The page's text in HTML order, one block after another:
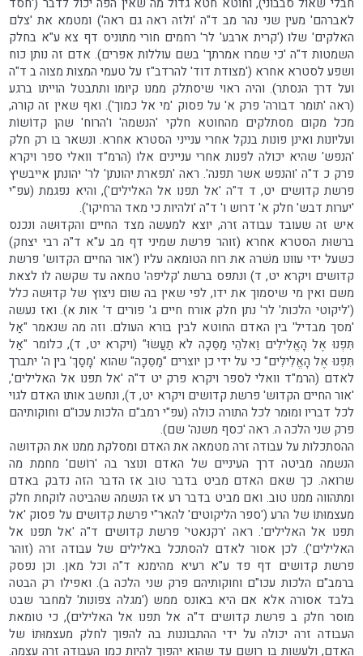
לאברהם' מעין שני נהר מב ד"ה 'ולזה ראה גם ראה') ומטמא את 'צלם
האלקים' שלו ('קרית ארבע' לר' רחמים חורי מתוניס דף צא ע"א בחלק
השמטות ד"ה 'כי שמרו אמרתך' בשם עוללות אפרים). אדם זה נותן כוח
ושפע לסטרא אחרא ('מצודת דוד' להרדב"ז על טעמי המצות מצוה ב ד"ה
ועל דרך הנסתר). והיה ראוי שיסתלק ממנו קיומו ותתבטל הוייתו ברגע
(ראה 'תומר דבורה' פרק א' על פסוק 'מי אל כמוך'). ואף שאין זה קורה,
מכל מקום מסתלקים מהחוטא חלקי 'הנשמה' ו'הרוח' שהן קדוֹשוֹת
ועליונות ואינן פונות בנקל אחרי ענייני הסטרא אחרא. ונשאר בו רק חלק
'הנפש' שהיא יכולה לפנות אחרי עניינים אלו (הרמ"ד וואלי ספר ויקרא
פרק כ ד"ה 'והנפש אשר תפנה'. ראה 'תפארת יהונתן' לר' יהונתן אייבשיץ
פרשת קדושים יט, ד ד"ה 'אל תפנו אל האלילים'), והיא נפגמת (עפ"י
'יערות דבש' חלק א' דרוש ו' ד"ה 'ולהיות כי מאד הרחיקו').
איש זה שעובד עבודה זרה, יוצא למעשה מצד החיים והקדוּשה ונכנס
ברשוּת הסטרא אחרא (זוהר פרשת שמיני דף מב ע"א ד"ה רבי יצחק)
כשעל ידי עוונו משׁרה את רוח הטומאה עליו ('אור החיים הקדוש' פרשת
קדושים ויקרא יט, ד) ונתפס ברשת 'קליפה' טמאה עד שקשה לו לצאת
משם ואין מי שיסמוך את ידו, לפי שאין בה שום ניצוץ של קדוּשה כלל
('ליקוטי הלכות' לר' נתן חלק אורח חיים ג' פורים ד' אות א). ואז נעשה
'מסך מבדיל' בין האדם החוטא לבין בורא העולם. וזה מה שנאמר "אַל
תִּפְנוּ אֶל הָאֱלִילִים וֵאלֹהֵי מַסֵּכָה לֹא תַעֲשׂוּ" (ויקרא יט, ד), כלומר "אַל
תִּפְנוּ אֶל הָאֱלִילִים" כי על ידי כן יוצרים "מַסֵּכָה" שהוא 'מָסַךְ' בין ה' יתברך
לאדם (הרמ"ד וואלי לספר ויקרא פרק יט ד"ה 'אל תפנו אל האלילים',
'אור החיים הקדוש' פרשת קדושים ויקרא יט, ד), ונחשב אותו האדם לגוי
לכל דבריו ומוּמר לכל התורה כולה (עפ"י רמב"ם הלכות עכו"ם וחוקותיהם
פרק שני הלכה ה. ראה 'כסף משנה' שם).
ההסתכלות על עבודה זרה מטמאה את האדם ומסלקת ממנו את הקדושה
הנשמה מביטה דרך העיניים של האדם ונוצר בה 'רוֹשם' מחמת מה
שרואה. כך שאם האדם מביט בדבר טוב אז הדבר הזה נדבק באדם
ומתהווה ממנו טוב. ואם מביט בדבר רע אז הנשמה שהביטה לוקחת חלק
מעצמוּתוֹ של הרע ('ספר הליקוטים' להאר"י פרשת קדושים על פסוק 'אל
תפנו אל האלילים'. ראה 'רקנאטי' פרשת קדושים ד"ה 'אל תפנו אל
האלילים'). לכן אסור לאדם להסתכל באלילים של עבודה זרה (זוהר
פרשת קדושים דף פד ע"א רעיא מהימנא ד"ה וכל מאן. וכן נפסק
ברמב"ם הלכות עכו"ם וחוקותיהם פרק שני הלכה ב). ואפילו רק הבטה
בלבד אסורה אלא אם היא באונס ממש ('מגלה צפונות' למחבר שבט
מוסר חלק ב פרשת קדושים ד"ה אל תפנו אל האלילים), כי טומאת
העבודה זרה יכולה על ידי ההתבוננות בה להפוך לחלק מעצמוּתוֹ של
האדם, ולעשות בו רושם עד שהוא יהפוך להיות כמו העבודה זרה עצמה.